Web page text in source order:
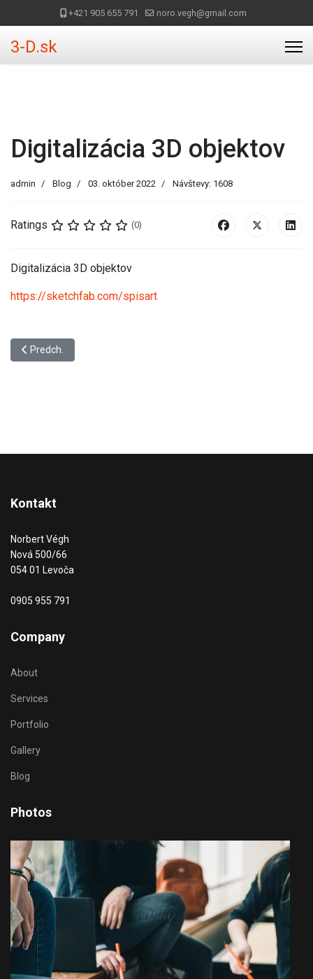
+421 905 655 791 noro.vegh@gmail.com
3-D.sk
Digitalizácia 3D objektov
admin Blog 03. október 2022 Návštevy: 1608
Ratings (0)
Digitalizácia 3D objektov
https://sketchfab.com/spisart
Predchádzajúci článok: Android aplikácie
Predch.
Kontakt
Norbert Végh
Nová 500/66
054 01 Levoča
0905 955 791
Company
About
Services
Portfolio
Gallery
Blog
Photos